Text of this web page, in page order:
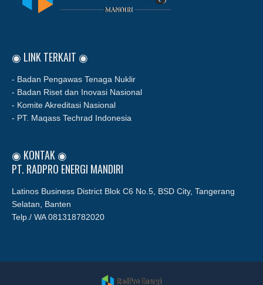
◉ LINK TERKAIT ◉
- Badan Pengawas Tenaga Nuklir
- Badan Riset dan Inovasi Nasional
- Komite Akreditasi Nasional
- PT. Maqass Techrad Indonesia
◉ KONTAK ◉
PT. RADPRO ENERGI MANDIRI
Latinos Business District Blok C6 No.5, BSD City, Tangerang
Selatan, Banten
Telp./ WA081318782020